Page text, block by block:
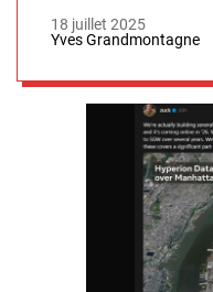
18 juillet 2025
Yves Grandmontagne